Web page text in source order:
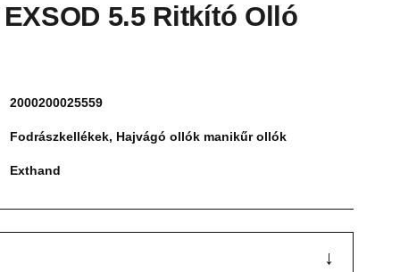
5.5 Ritkító Olló
2000200025559
Fodrászkellékek, Hajvágó ollók manikűr ollók
Exthand
↓